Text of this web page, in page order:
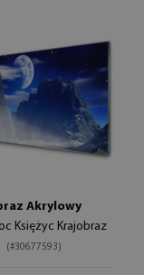
Akrylowy
Księżyc Krajobraz
(#30677593)